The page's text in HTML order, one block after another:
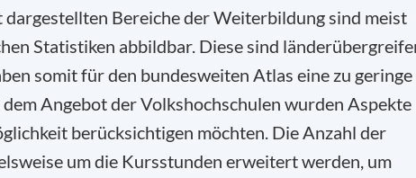
dargestellten Bereiche der Weiterbildung sind meist
Statistiken abbildbar. Diese sind
somit für den bundesweiten Atlas eine zu geringe
Angebot der Volkshochschulen wurden Aspekte
berücksichtigen möchten. Die Anzahl der
um die Kursstunden erweitert werden, um